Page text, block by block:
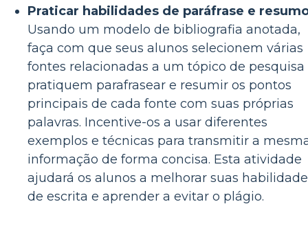
Praticar habilidades de paráfrase e
Usando um modelo de bibliografia anotada,
faça com que seus alunos selecionem várias
fontes relacionadas a um tópico de pesquisa
pratiquem parafrasear e resumir os pontos
principais de cada fonte com suas próprias
palavras. Incentive-os a usar diferentes
exemplos e técnicas para transmitir a
informação de forma concisa. Esta atividade
ajudará os alunos a melhorar suas
de escrita e aprender a evitar o plágio.